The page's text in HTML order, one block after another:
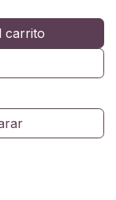
carrito